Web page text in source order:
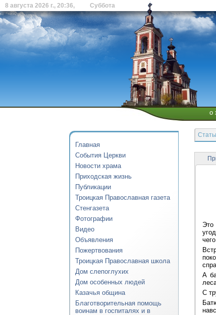
8 августа 2026 г., 20:36, Суббота
о
Главная
События Церкви
Новости храма
Приходская жизнь
Публикации
Троицкая Православная газета
Стенгазета
Фотографии
Видео
Объявления
Пожертвования
Троицкая Православная школа
Дом слепоглухих
Дом особенных людей
Казачья община
Благотворительная помощь
воинам в госпиталях и в
Это
А
С